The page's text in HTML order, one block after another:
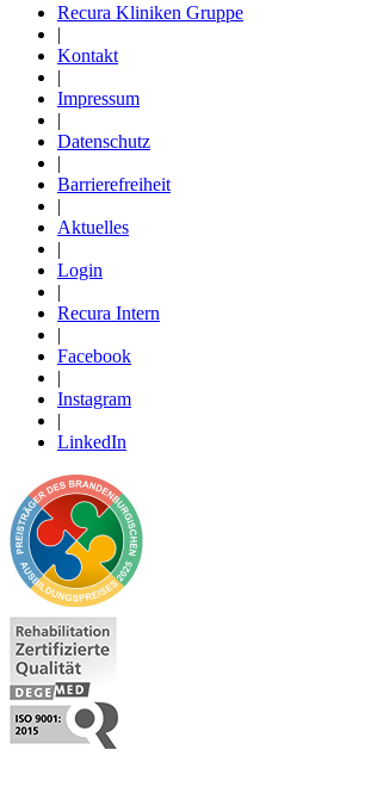
Recura Kliniken Gruppe
|
Kontakt
|
Impressum
|
Datenschutz
|
Barrierefreiheit
|
Aktuelles
|
Login
|
Recura Intern
|
Facebook
|
Instagram
|
LinkedIn